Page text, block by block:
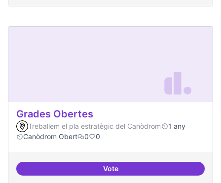
Grades Obertes
Treballem el pla estratègic del Canòdrom
1 any
Canòdrom Obert
0 0
VoteGrades Obertes